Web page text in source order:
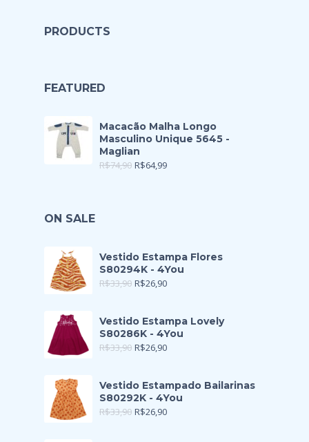
PRODUCTS
FEATURED
Macacão Malha Longo
Masculino Unique 5645 -
Maglian
R$74,90 R$64,99
ON SALE
Vestido Estampa Flores
S80294K - 4You
R$33,90 R$26,90
Vestido Estampa Lovely
S80286K - 4You
R$33,90 R$26,90
Vestido Estampado Bailarinas
S80292K - 4You
R$33,90 R$26,90